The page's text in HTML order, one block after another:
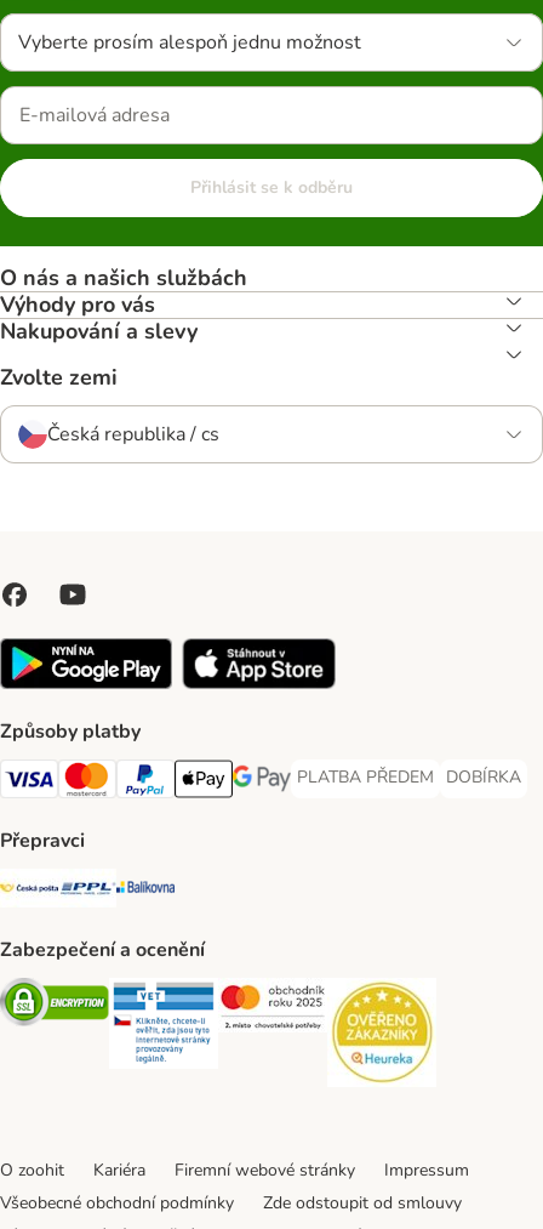
Vyberte prosím alespoň jednu možnost
Přihlásit se k odběru
O nás a našich službách
Výhody pro vás
Nakupování a slevy
Zvolte zemi
Česká republika / cs
Způsoby platby
Visa Payment Method
Mastercard Payment Method
PayPal Payment Method
Apple pay Payment Method
GooglePay Payment Method
PLATBA PŘEDEM
PLATBA PŘEDEM Payment
DOBÍRKA
DOBÍRKA
Přepravci
Česká pošta Shipping Method
PPL Shipping Method
Balíkovna Shipping Method
Zabezpečení a ocenění
Security Security Security
O zoohit Kariéra Firemní webové stránky
Impressum
Všeobecné obchodní podmínky
Zde odstoupit od smlouvy